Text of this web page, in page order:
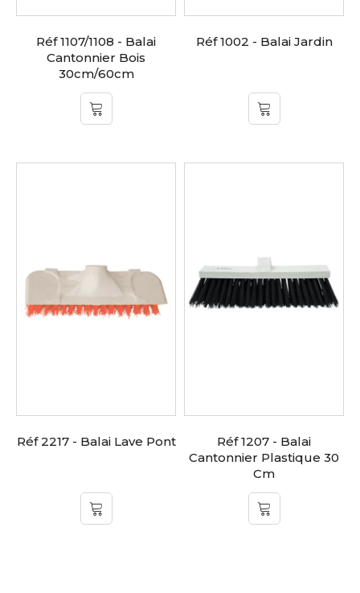
Réf 1107/1108 - Balai
Cantonnier Bois
30cm/60cm
Réf 1002 - Balai Jardin
Réf 2217 - Balai Lave Pont
Réf 1207 - Balai
Cantonnier Plastique 30
Cm